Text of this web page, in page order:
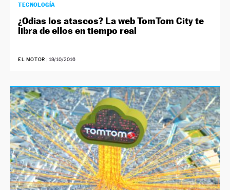
TECNOLOGÍA
¿Odias los atascos? La web TomTom City te
libra de ellos en tiempo real
EL MOTOR | 19/10/2016